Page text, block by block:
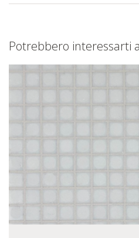
Potrebbero interessarti